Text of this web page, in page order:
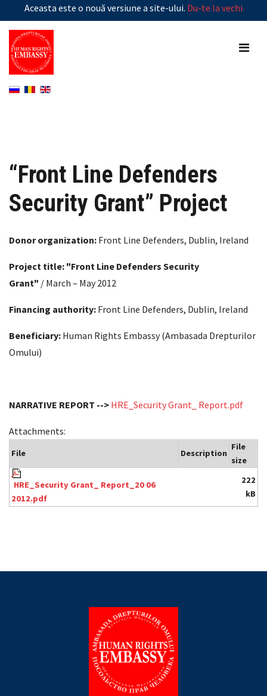
Aceasta este o nouă versiune a site-ului. Du-te la vechi
“Front Line Defenders
Security Grant” Project
Donor organization: Front Line Defenders, Dublin, Ireland
Project title: "Front Line Defenders Security
Grant" / March – May 2012
Financing authority: Front Line Defenders, Dublin, Ireland
Beneficiary: Human Rights Embassy (Ambasada Drepturilor
Omului)
NARRATIVE REPORT --> HRE_Security Grant_ Report.pdf
Attachments:
File Description
File
size
HRE_Security Grant_ Report_20 06
2012.pdf
222
kB